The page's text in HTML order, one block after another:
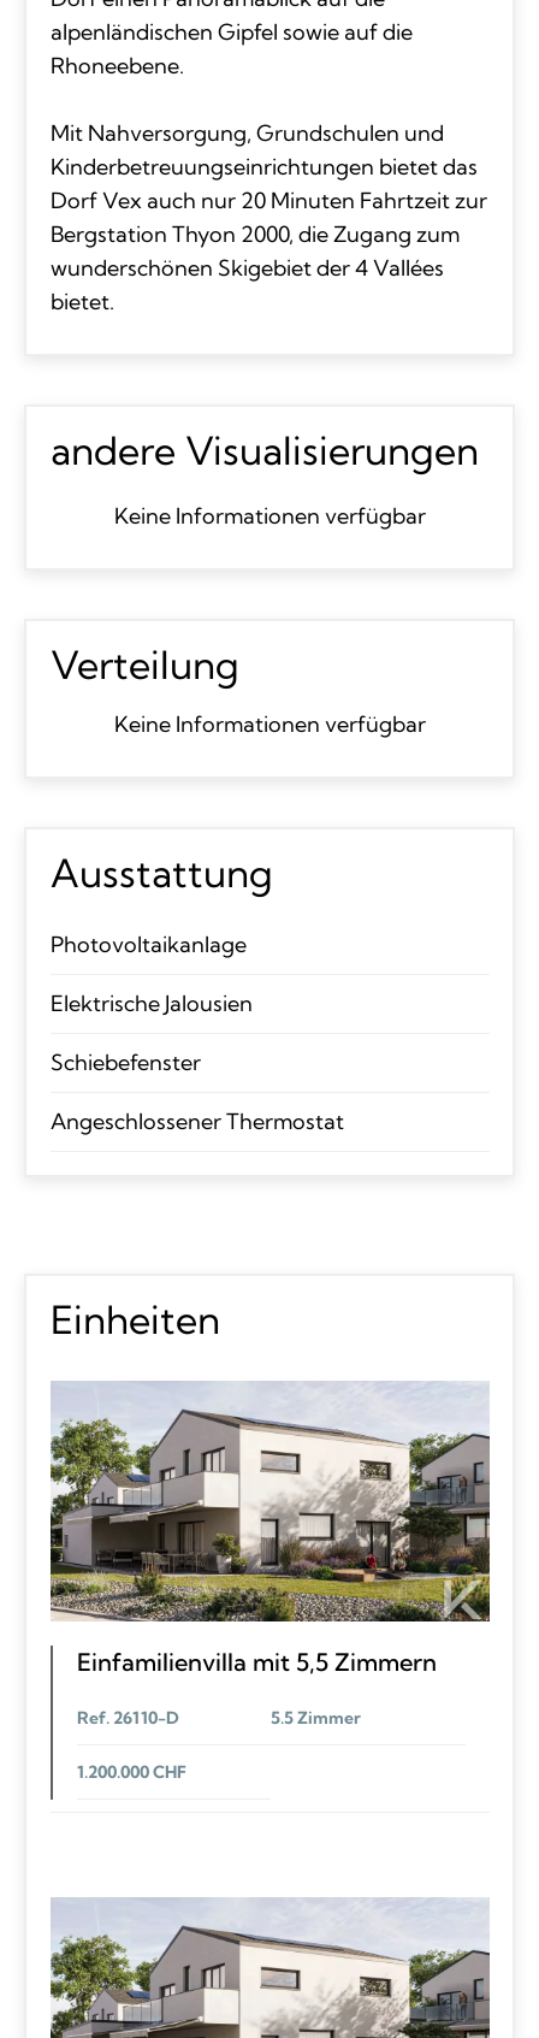
alpenländischen Gipfel sowie auf die
Rhoneebene.
Mit Nahversorgung, Grundschulen und
Kinderbetreuungseinrichtungen bietet das
Dorf Vex auch nur 20 Minuten Fahrtzeit zur
Bergstation Thyon 2000, die Zugang zum
wunderschönen Skigebiet der 4 Vallées
bietet.
andere Visualisierungen
Keine Informationen verfügbar
Verteilung
Keine Informationen verfügbar
Ausstattung
Photovoltaikanlage
Elektrische Jalousien
Schiebefenster
Angeschlossener Thermostat
Einheiten
Einfamilienvilla mit 5,5 Zimmern
Ref. 26110-D 5.5 Zimmer
1.200.000 CHF